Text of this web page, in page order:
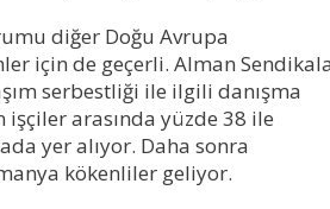
diğer Doğu Avrupa
için de geçerli. Alman
serbestliği ile ilgili danışma
işçiler arasında yüzde 38 ile
yer alıyor. Daha sonra
kökenliler geliyor.